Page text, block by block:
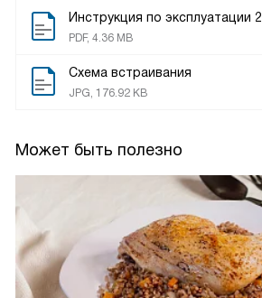
Инструкция по эксплуатации 2
PDF, 4.36 MB
Схема встраивания
JPG, 176.92 KB
Может быть полезно